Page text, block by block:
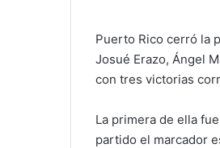
Puerto Rico cerró la
Josué Erazo, Ángel
con tres victorias
La primera de ella
partido el marcador